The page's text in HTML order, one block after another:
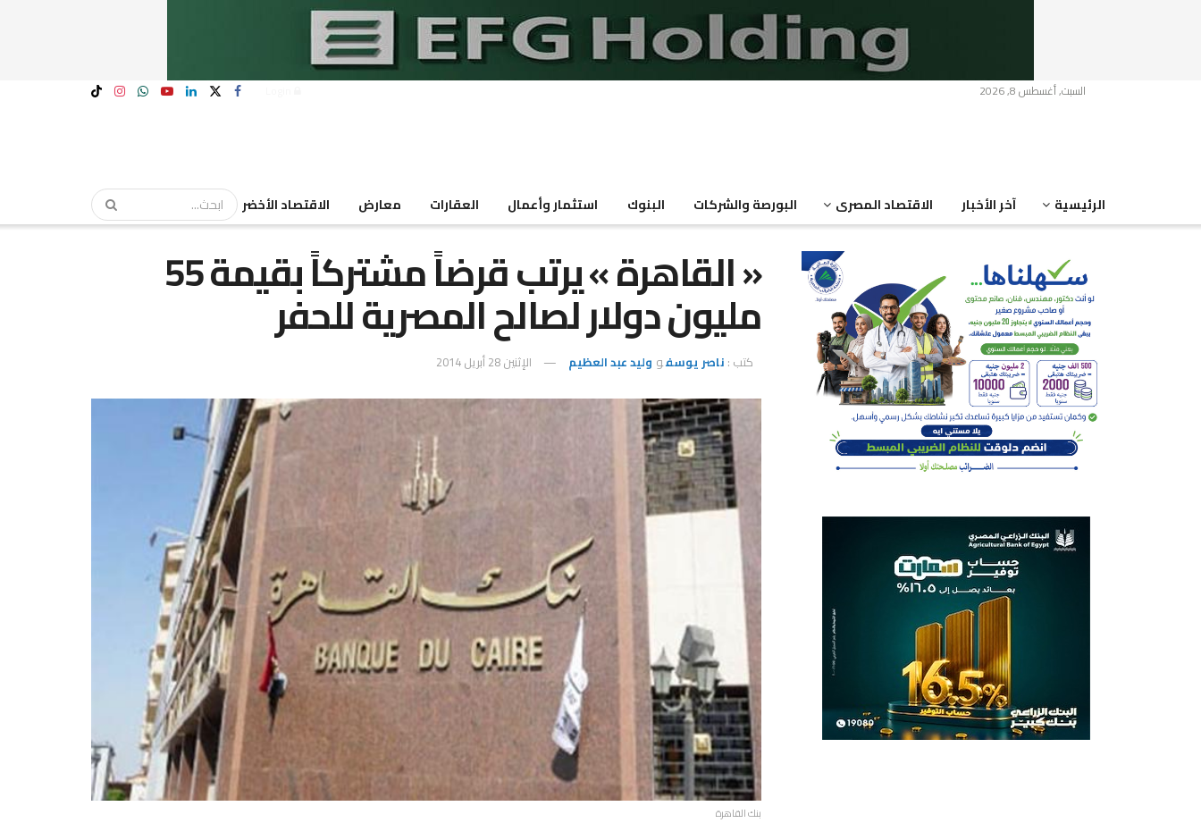
السبت, أغسطس 8, 2026
الرئيسية آخر الأخبار الاقتصاد المصرى البورصة والشركات البنوك استثمار وأعمال العقارات معارض الاقتصاد الأخضر
« القاهرة » يرتب قرضاً مشتركاً بقيمة 55
مليون دولار لصالح المصرية للحفر
كتب : ناصر يوسفو وليد عبد العظيم الإثنين 28 أبريل 2014
بنك القاهرة